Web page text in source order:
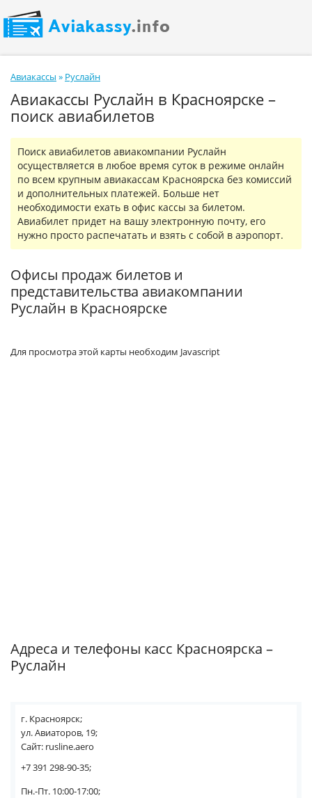
Авиакассы » Руслайн
Авиакассы Руслайн в Красноярске –
поиск авиабилетов
Поиск авиабилетов авиакомпании Руслайн
осуществляется в любое время суток в режиме онлайн
по всем крупным авиакассам Красноярска без комиссий
и дополнительных платежей. Больше нет
необходимости ехать в офис кассы за билетом.
Авиабилет придет на вашу электронную почту, его
нужно просто распечатать и взять с собой в аэропорт.
Офисы продаж билетов и
представительства авиакомпании
Руслайн в Красноярске
Для просмотра этой карты необходим Javascript
Адреса и телефоны касс Красноярска –
Руслайн
г. Красноярск;
ул. Авиаторов, 19;
Сайт: rusline.aero
+7 391 298-90-35;
Пн.-Пт. 10:00-17:00;